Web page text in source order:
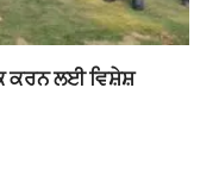
ਕਰਨ ਲਈ ਵਿਸ਼ੇਸ਼